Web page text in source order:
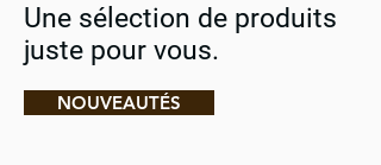
Une sélection de produits
juste pour vous.
NOUVEAUTÉS